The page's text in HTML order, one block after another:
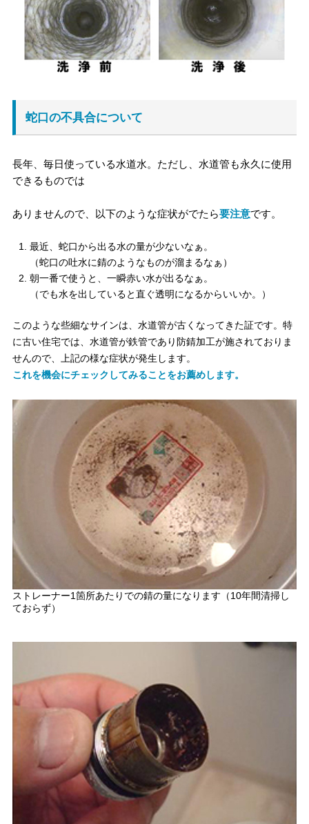
蛇口の不具合について
長年、毎日使っている水道水。ただし、水道管も永久に使用
できるものでは
ありませんので、以下のような症状がでたら要注意です。
最近、蛇口から出る水の量が少ないなぁ。
（蛇口の吐水に錆のようなものが溜まるなぁ）
朝一番で使うと、一瞬赤い水が出るなぁ。
（でも水を出していると直ぐ透明になるからいいか。）
このような些細なサインは、水道管が古くなってきた証です。特
に古い住宅では、水道管が鉄管であり防錆加工が施されておりま
せんので、上記の様な症状が発生します。
これを機会にチェックしてみることをお薦めします。
ストレーナー1箇所あたりでの錆の量になります（10年間清掃し
ておらず）